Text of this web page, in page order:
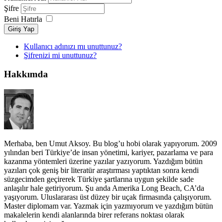
Şifre
Beni Hatırla
Giriş Yap
Kullanıcı adınızı mı unuttunuz?
Şifrenizi mi unuttunuz?
Hakkımda
Merhaba, ben Umut Aksoy. Bu blog’u hobi olarak yapıyorum. 2009
yılından beri Türkiye’de insan yönetimi, kariyer, pazarlama ve para
kazanma yöntemleri üzerine yazılar yazıyorum. Yazdığım bütün
yazıları çok geniş bir literatür araştırması yaptıktan sonra kendi
süzgecimden geçirerek Türkiye şartlarına uygun şekilde sade
anlaşılır hale getiriyorum. Şu anda Amerika Long Beach, CA’da
yaşıyorum. Uluslararası üst düzey bir uçak firmasında çalışıyorum.
Master diplomam var. Yazmak için yazmıyorum ve yazdığım bütün
makalelerin kendi alanlarında birer referans noktası olarak